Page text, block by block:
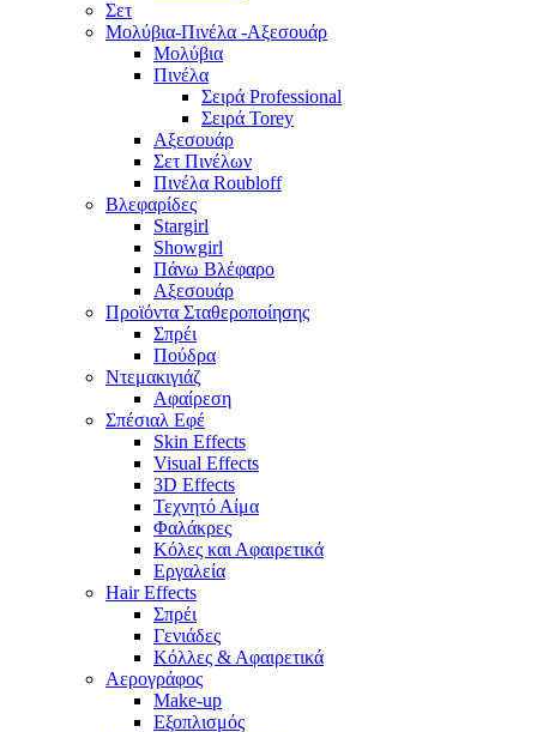
Σετ
Μολύβια-Πινέλα -Αξεσουάρ
Μολύβια
Πινέλα
Σειρά Professional
Σειρά Torey
Αξεσουάρ
Σετ Πινέλων
Πινέλα Roubloff
Βλεφαρίδες
Stargirl
Showgirl
Πάνω Βλέφαρο
Αξεσουάρ
Προϊόντα Σταθεροποίησης
Σπρέι
Πούδρα
Ντεμακιγιάζ
Αφαίρεση
Σπέσιαλ Εφέ
Skin Effects
Visual Effects
3D Effects
Τεχνητό Αίμα
Φαλάκρες
Κόλες και Αφαιρετικά
Εργαλεία
Hair Effects
Σπρέι
Γενιάδες
Κόλλες & Αφαιρετικά
Αερογράφος
Make-up
Εξοπλισμός